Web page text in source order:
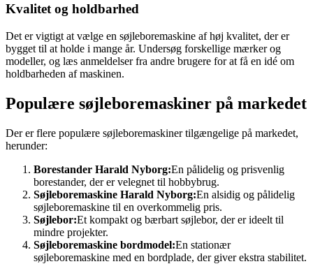
Kvalitet og holdbarhed
Det er vigtigt at vælge en søjleboremaskine af høj kvalitet, der er
bygget til at holde i mange år. Undersøg forskellige mærker og
modeller, og læs anmeldelser fra andre brugere for at få en idé om
holdbarheden af ​​maskinen.
Populære søjleboremaskiner på markedet
Der er flere populære søjleboremaskiner tilgængelige på markedet,
herunder:
Borestander Harald Nyborg:En pålidelig og prisvenlig
borestander, der er velegnet til hobbybrug.
Søjleboremaskine Harald Nyborg:En alsidig og pålidelig
søjleboremaskine til en overkommelig pris.
Søjlebor:Et kompakt og bærbart søjlebor, der er ideelt til
mindre projekter.
Søjleboremaskine bordmodel:En stationær
søjleboremaskine med en bordplade, der giver ekstra stabilitet.